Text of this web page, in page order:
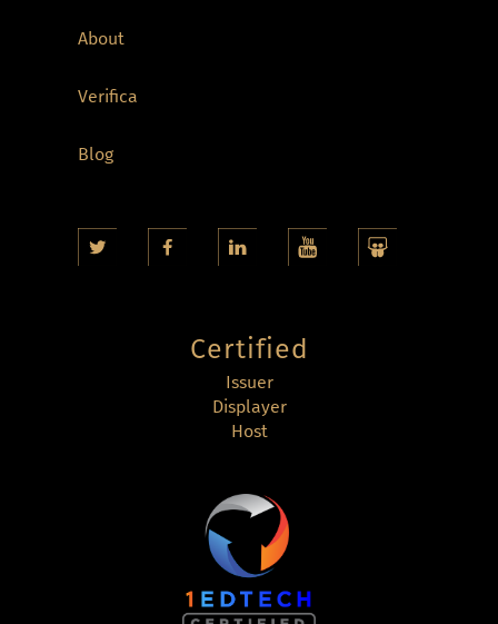
About
Verifica
Blog
Certified
Issuer
Displayer
Host